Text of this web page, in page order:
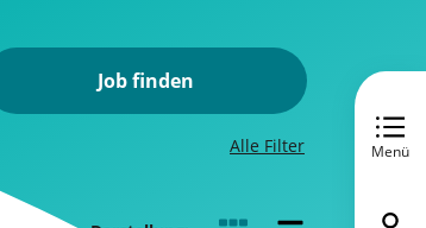
Job finden
Alle Filter Menü